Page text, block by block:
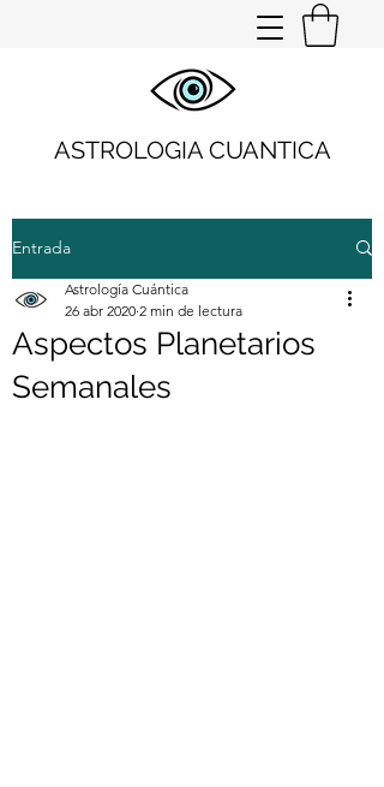
ASTROLOGIA CUANTICA
Entrada
Aspectos Planetarios
Semanales
Astrología Cuántica
26 abr 2020 2 min de lectura